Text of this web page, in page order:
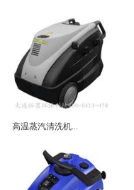
高温蒸汽清洗机...